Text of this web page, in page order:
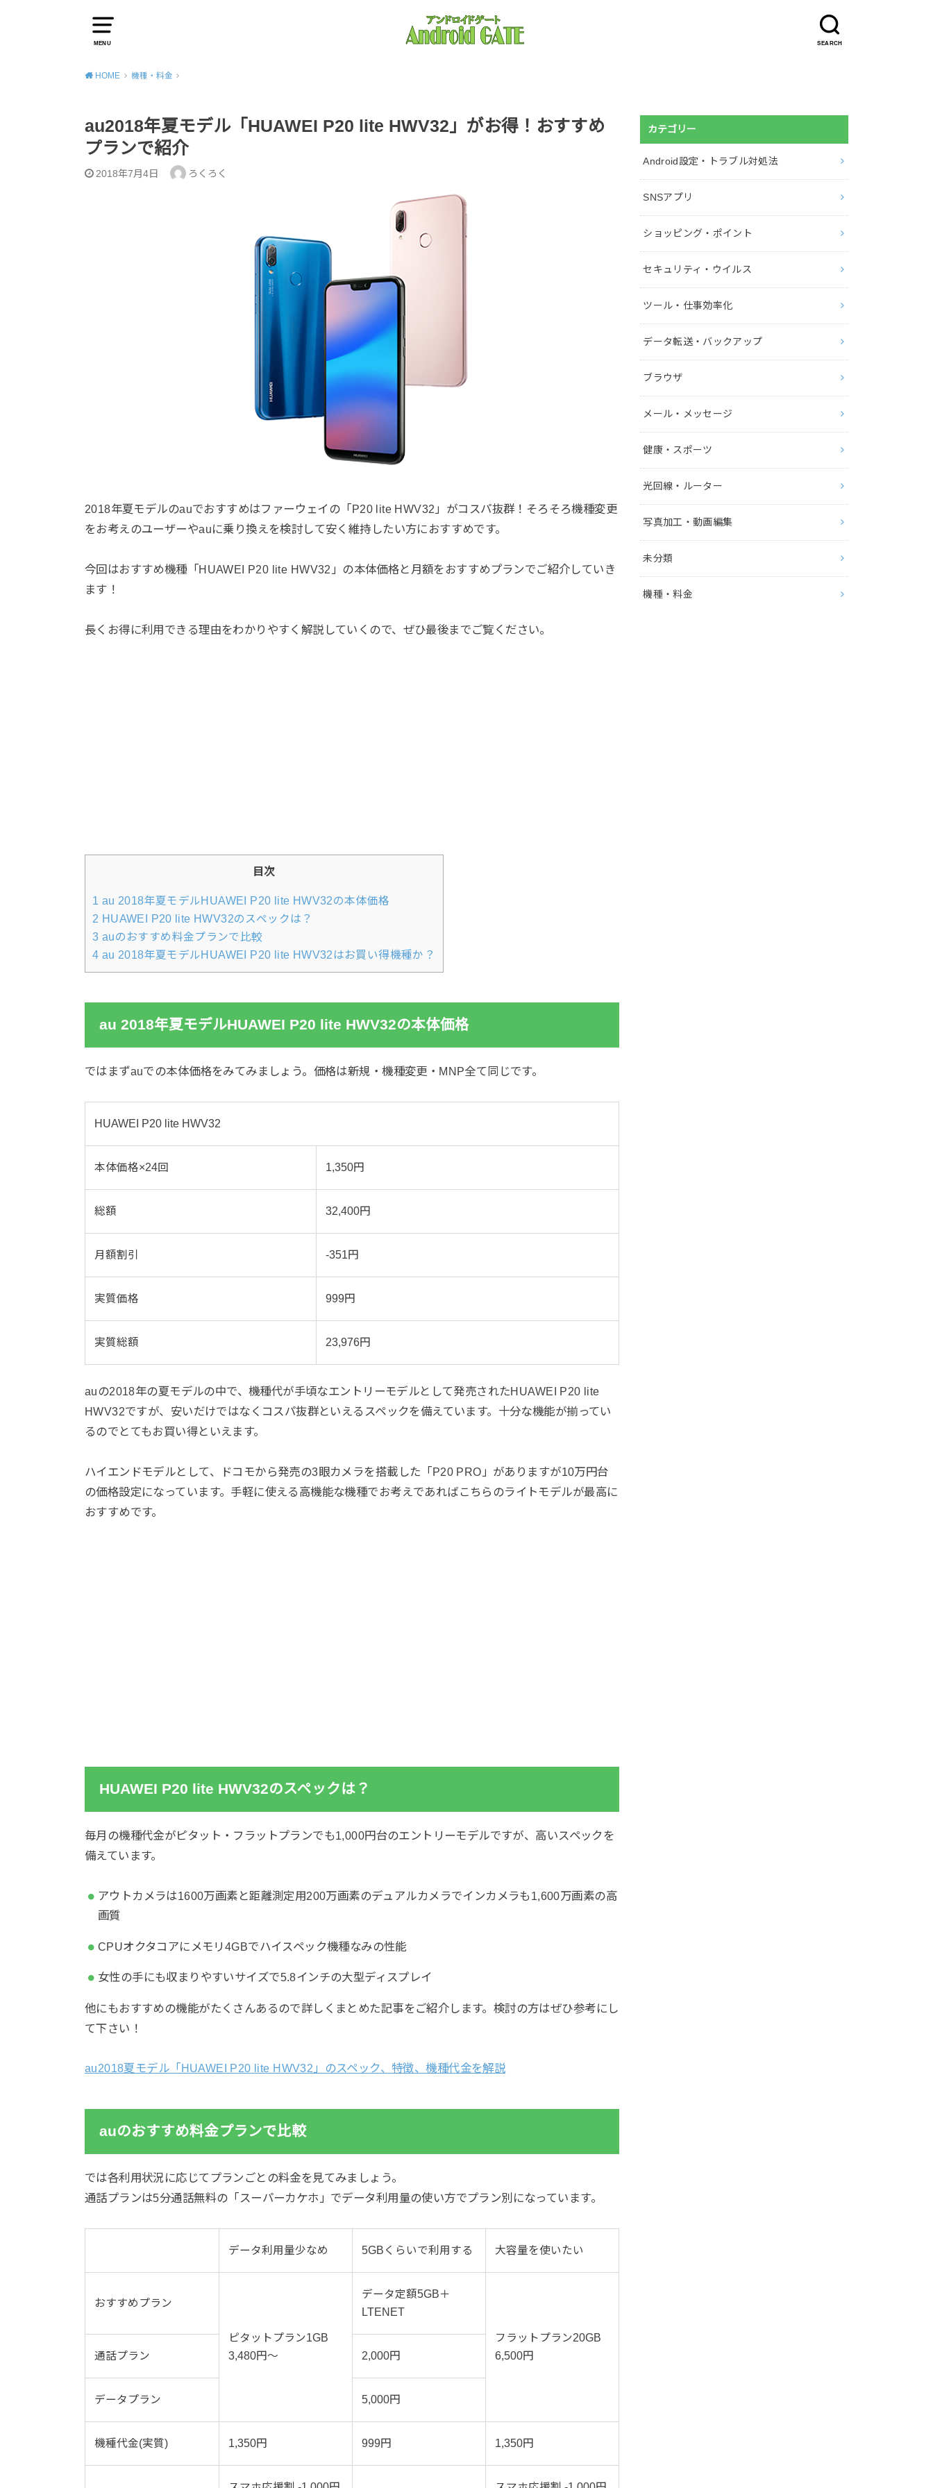
MENU SEARCH
HOME 機種・料金
au2018年夏モデル「HUAWEI P20 lite HWV32」がお得！おすすめ
プランで紹介
2018年7月4日 ろくろく
2018年夏モデルのauでおすすめはファーウェイの「P20 lite HWV32」がコスパ抜群！そろそろ機種変更
をお考えのユーザーやauに乗り換えを検討して安く維持したい方におすすめです。
今回はおすすめ機種「HUAWEI P20 lite HWV32」の本体価格と月額をおすすめプランでご紹介していき
ます！
長くお得に利用できる理由をわかりやすく解説していくので、ぜひ最後までご覧ください。
目次
1 au 2018年夏モデルHUAWEI P20 lite HWV32の本体価格
2 HUAWEI P20 lite HWV32のスペックは？
3 auのおすすめ料金プランで比較
4 au 2018年夏モデルHUAWEI P20 lite HWV32はお買い得機種か？
au 2018年夏モデルHUAWEI P20 lite HWV32の本体価格
ではまずauでの本体価格をみてみましょう。価格は新規・機種変更・MNP全て同じです。
HUAWEI P20 lite HWV32
本体価格×24回 1,350円
総額 32,400円
月額割引 -351円
実質価格 999円
実質総額 23,976円
auの2018年の夏モデルの中で、機種代が手頃なエントリーモデルとして発売されたHUAWEI P20 lite
HWV32ですが、安いだけではなくコスパ抜群といえるスペックを備えています。十分な機能が揃ってい
るのでとてもお買い得といえます。
ハイエンドモデルとして、ドコモから発売の3眼カメラを搭載した「P20 PRO」がありますが10万円台
の価格設定になっています。手軽に使える高機能な機種でお考えであればこちらのライトモデルが最高に
おすすめです。
HUAWEI P20 lite HWV32のスペックは？
毎月の機種代金がピタット・フラットプランでも1,000円台のエントリーモデルですが、高いスペックを
備えています。
アウトカメラは1600万画素と距離測定用200万画素のデュアルカメラでインカメラも1,600万画素の高
画質
CPUオクタコアにメモリ4GBでハイスペック機種なみの性能
女性の手にも収まりやすいサイズで5.8インチの大型ディスプレイ
他にもおすすめの機能がたくさんあるので詳しくまとめた記事をご紹介します。検討の方はぜひ参考にし
て下さい！
au2018夏モデル「HUAWEI P20 lite HWV32」のスペック、特徴、機種代金を解説
auのおすすめ料金プランで比較
では各利用状況に応じてプランごとの料金を見てみましょう。
通話プランは5分通話無料の「スーパーカケホ」でデータ利用量の使い方でプラン別になっています。
データ利用量少なめ 5GBくらいで利用する 大容量を使いたい
おすすめプラン
ピタットプラン1GB
3,480円～
データ定額5GB＋
LTENET
フラットプラン20GB
6,500円
通話プラン 2,000円
データプラン 5,000円
機種代金(実質) 1,350円 999円 1,350円
カテゴリー
Android設定・トラブル対処法
SNSアプリ
ショッピング・ポイント
セキュリティ・ウイルス
ツール・仕事効率化
データ転送・バックアップ
ブラウザ
メール・メッセージ
健康・スポーツ
光回線・ルーター
写真加工・動画編集
未分類
機種・料金